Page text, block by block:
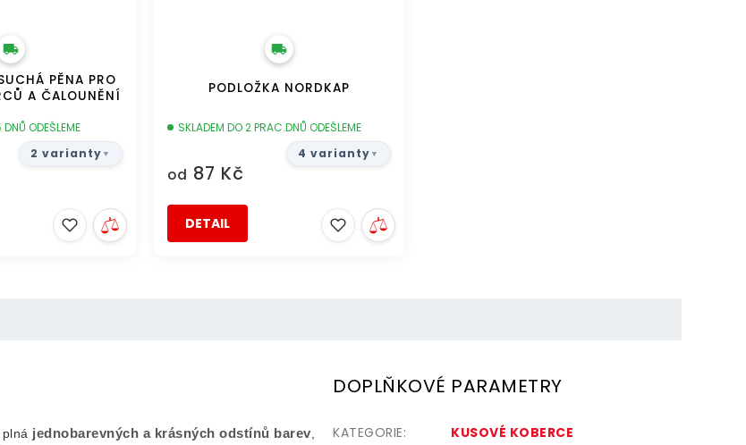
PĚNA PRO
A ČALOUNĚNÍ
ODEŠLEME
2 varianty
PODLOŽKA NORDKAP
SKLADEM DO 2 PRAC.DNŮ ODEŠLEME
od 87 Kč
DETAIL
4 varianty
jednobarevných a krásných odstínů barev
DOPLŇKOVÉ PARAMETRY
KATEGORIE:
KUSOVÉ KOBERCE